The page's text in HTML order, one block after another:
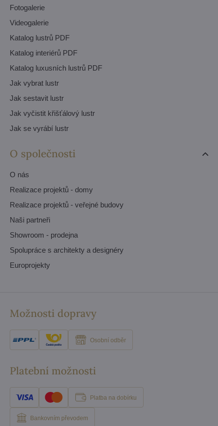
Fotogalerie
Videogalerie
Katalog lustrů PDF
Katalog interiérů PDF
Katalog luxusních lustrů PDF
Jak vybrat lustr
Jak sestavit lustr
Jak vyčistit křišťálový lustr
Jak se vyrábí lustr
O společnosti
O nás
Realizace projektů - domy
Realizace projektů - veřejné budovy
Naši partneři
Showroom - prodejna
Spolupráce s architekty a designéry
Europrojekty
Možnosti dopravy
Osobní odběr
Platební možnosti
Platba na dobírku
Bankovním převodem